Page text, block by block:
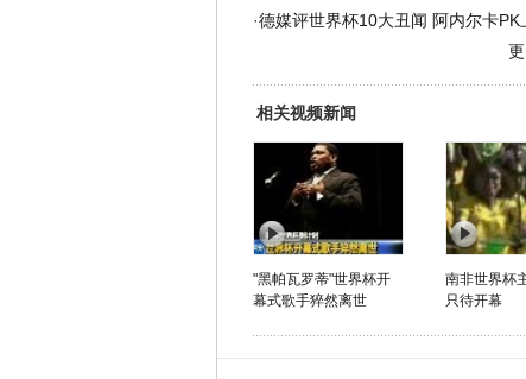
·德媒评世界杯10大丑闻 阿内尔卡PK
相关视频新闻
"黑帕瓦罗蒂"世界杯开
幕式歌手猝然离世
南非世界杯
只待开幕